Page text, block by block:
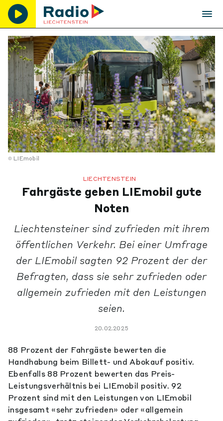
LIEmobil
LIECHTENSTEIN
Fahrgäste geben LIEmobil gute
Noten
Liechtensteiner sind zufrieden mit ihrem
öffentlichen Verkehr. Bei einer Umfrage
der LIEmobil sagten 92 Prozent der der
Befragten, dass sie sehr zufrieden oder
allgemein zufrieden mit den Leistungen
seien.
20.02.2025
88 Prozent der Fahrgäste bewerten die
Handhabung beim Billett- und Abokauf positiv.
Ebenfalls 88 Prozent bewerten das Preis-
Leistungsverhältnis bei LIEmobil positiv. 92
Prozent sind mit den Leistungen von LIEmobil
insgesamt «sehr zufrieden» oder «allgemein